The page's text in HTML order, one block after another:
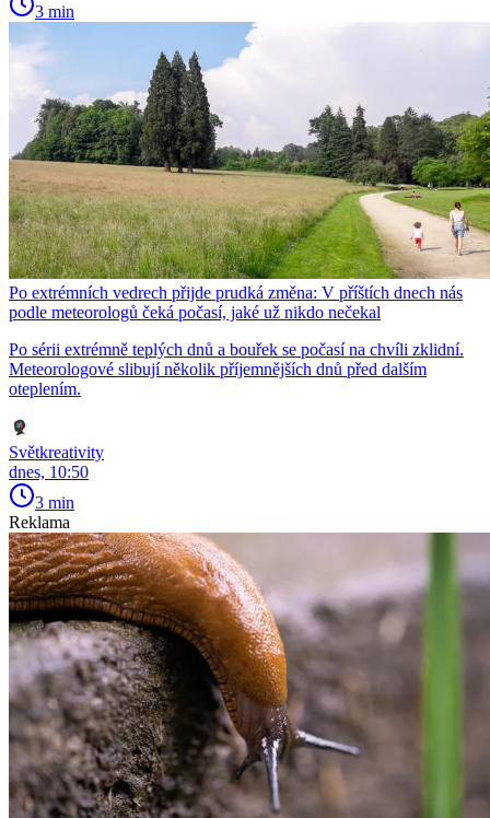
3 min
Po extrémních vedrech přijde prudká změna: V příštích dnech nás
podle meteorologů čeká počasí, jaké už nikdo nečekal
Po sérii extrémně teplých dnů a bouřek se počasí na chvíli zklidní.
Meteorologové slibují několik příjemnějších dnů před dalším
oteplením.
Světkreativity
dnes, 10:50
3 min
Reklama